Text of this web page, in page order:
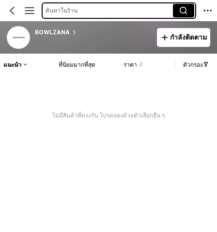
ค้นหาในร้าน
BOWLZANA
กำลังติดตาม
แนะนำ ที่นิยมมากที่สุด ราคา ตัวกรอง
ไม่มีสินค้าที่ตรงกัน โปรดลองด้วยตัวเลือกอื่น ๆ